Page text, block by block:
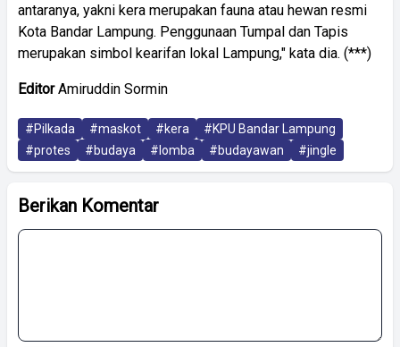
antaranya, yakni kera merupakan fauna atau hewan resmi
Kota Bandar Lampung. Penggunaan Tumpal dan Tapis
merupakan simbol kearifan lokal Lampung," kata dia. (***)
EditorAmiruddin Sormin
#Pilkada #maskot #kera
#KPU Bandar Lampung
#protes
#budaya #lomba #budayawan #jingle
Berikan Komentar